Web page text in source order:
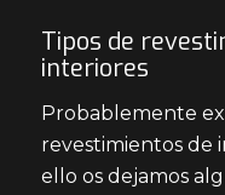
Tipos de
interiores
Probablemente
revestimientos de
ello os dejamos